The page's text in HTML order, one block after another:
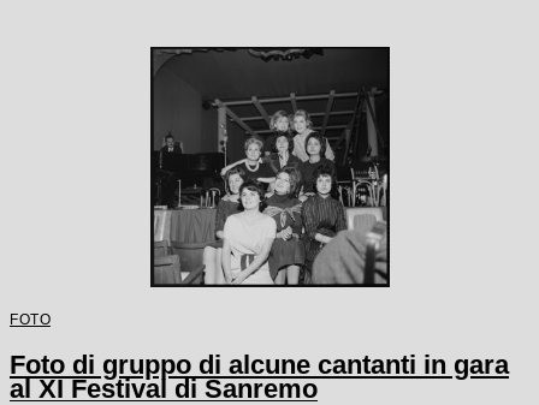
FOTO
Foto di gruppo di alcune cantanti in gara
al XI Festival di Sanremo